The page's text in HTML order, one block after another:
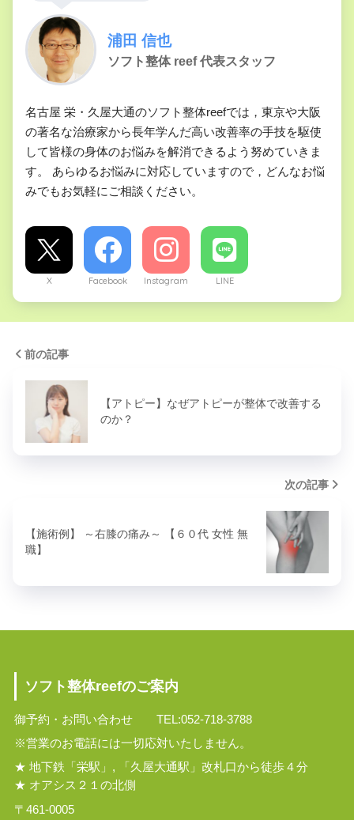
浦田 信也
ソフト整体 reef 代表スタッフ
名古屋 栄・久屋大通のソフト整体reefでは，東京や大阪
の著名な治療家から長年学んだ高い改善率の手技を駆使
して皆様の身体のお悩みを解消できるよう努めていきま
す。 あらゆるお悩みに対応していますので，どんなお悩
みでもお気軽にご相談ください。
X Facebook Instagram LINE
前の記事
【アトピー】なぜアトピーが整体で改善する
のか？
次の記事
【施術例】 ～右膝の痛み～ 【６０代 女性 無
職】
ソフト整体reefのご案内
御予約・お問い合わせ TEL:052-718-3788
※営業のお電話には一切応対いたしません。
★ 地下鉄「栄駅」, 「久屋大通駅」改札口から徒歩４分
★ オアシス２１の北側
〒461-0005